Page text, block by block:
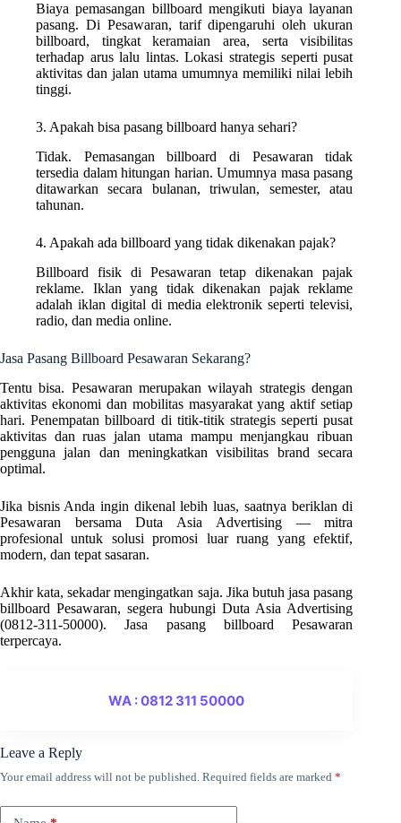
Biaya pemasangan billboard mengikuti biaya layanan
pasang. Di Pesawaran, tarif dipengaruhi oleh ukuran
billboard, tingkat keramaian area, serta visibilitas
terhadap arus lalu lintas. Lokasi strategis seperti pusat
aktivitas dan jalan utama umumnya memiliki nilai lebih
tinggi.
3. Apakah bisa pasang billboard hanya sehari?
Tidak. Pemasangan billboard di Pesawaran tidak
tersedia dalam hitungan harian. Umumnya masa pasang
ditawarkan secara bulanan, triwulan, semester, atau
tahunan.
4. Apakah ada billboard yang tidak dikenakan pajak?
Billboard fisik di Pesawaran tetap dikenakan pajak
reklame. Iklan yang tidak dikenakan pajak reklame
adalah iklan digital di media elektronik seperti televisi,
radio, dan media online.
Jasa Pasang Billboard Pesawaran Sekarang?
Tentu bisa. Pesawaran merupakan wilayah strategis dengan
aktivitas ekonomi dan mobilitas masyarakat yang aktif setiap
hari. Penempatan billboard di titik-titik strategis seperti pusat
aktivitas dan ruas jalan utama mampu menjangkau ribuan
pengguna jalan dan meningkatkan visibilitas brand secara
optimal.
Jika bisnis Anda ingin dikenal lebih luas, saatnya beriklan di
Pesawaran bersama Duta Asia Advertising — mitra
profesional untuk solusi promosi luar ruang yang efektif,
modern, dan tepat sasaran.
Akhir kata, sekadar mengingatkan saja. Jika butuh jasa pasang
billboard Pesawaran, segera hubungi Duta Asia Advertising
(0812-311-50000). Jasa pasang billboard Pesawaran
terpercaya.
WA : 0812 311 50000
Leave a Reply
Your email address will not be published. Required fields are marked *